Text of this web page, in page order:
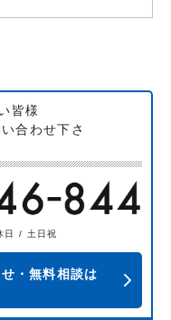
皆様
合わせ下さ
日 / 土日祝
・無料相談は